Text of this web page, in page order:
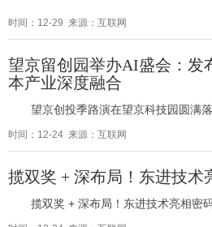
时间：12-29 来源：互联网
望京留创园举办AI盛会：发
本产业深度融合
望京创投季路演在望京科技园圆满
时间：12-24 来源：互联网
揽双奖 + 深布局！东进技术
揽双奖 + 深布局！东进技术亮相密